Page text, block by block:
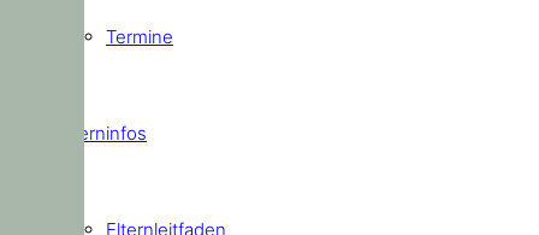
Termine
Elterninfos
Elternleitfaden